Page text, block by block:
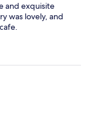
and exquisite
was lovely, and